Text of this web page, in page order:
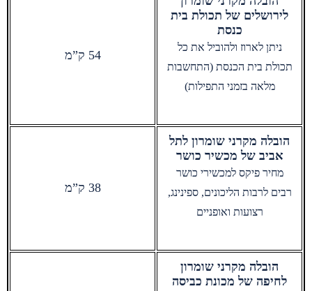
לירושלים של תכולת בית
כנסת
ניתן לארוז ולהוביל את כל
תכולת בית הכנסת (התחשבות
מלאה בזמני התפילות)
54 ק”מ
הובלה מקרני שומרון לתל
אביב של מכשיר כושר
מחיר פיקס למכשירי כושר
רבים לרבות הליכונים, ספינינג,
רצועות ואופניים
38 ק”מ
הובלה מקרני שומרון
לחיפה של מכונת כביסה